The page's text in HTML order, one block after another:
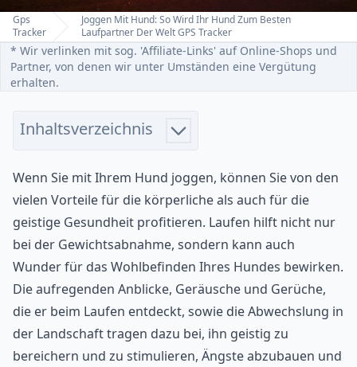
Home
Gps
Tracker
Joggen Mit Hund: So Wird Ihr Hund Zum Besten
Laufpartner Der Welt GPS Tracker
* Wir verlinken mit sog. 'Affiliate-Links' auf Online-Shops und
Partner, von denen wir unter Umständen eine Vergütung
erhalten.
Wenn Sie mit Ihrem Hund joggen, können Sie von den
vielen Vorteile für die körperliche als auch für die
geistige Gesundheit profitieren. Laufen hilft nicht nur
bei der Gewichtsabnahme, sondern kann auch
Wunder für das Wohlbefinden Ihres Hundes bewirken.
Die aufregenden Anblicke, Geräusche und Gerüche,
die er beim Laufen entdeckt, sowie die Abwechslung in
der Landschaft tragen dazu bei, ihn geistig zu
bereichern und zu stimulieren, Ängste abzubauen und
Inhaltsverzeichnis